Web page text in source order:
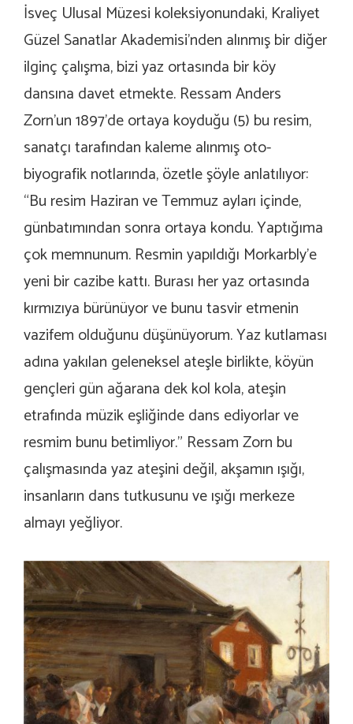
İsveç Ulusal Müzesi koleksiyonundaki, Kraliyet
Güzel Sanatlar Akademisi’nden alınmış bir diğer
ilginç çalışma, bizi yaz ortasında bir köy
dansına davet etmekte. Ressam Anders
Zorn’un 1897’de ortaya koyduğu (5) bu resim,
sanatçı tarafından kaleme alınmış oto-
biyografik notlarında, özetle şöyle anlatılıyor:
“Bu resim Haziran ve Temmuz ayları içinde,
günbatımından sonra ortaya kondu. Yaptığıma
çok memnunum. Resmin yapıldığı Morkarbly’e
yeni bir cazibe kattı. Burası her yaz ortasında
kırmızıya bürünüyor ve bunu tasvir etmenin
vazifem olduğunu düşünüyorum. Yaz kutlaması
adına yakılan geleneksel ateşle birlikte, köyün
gençleri gün ağarana dek kol kola, ateşin
etrafında müzik eşliğinde dans ediyorlar ve
resmim bunu betimliyor.” Ressam Zorn bu
çalışmasında yaz ateşini değil, akşamın ışığı,
insanların dans tutkusunu ve ışığı merkeze
almayı yeğliyor.